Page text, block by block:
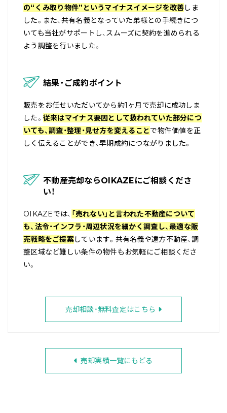
の“くみ取り物件”というマイナスイメージを改善しま
した。また、共有名義となっていた弟様との手続きにつ
いても当社がサポートし、スムーズに契約を進められる
よう調整を行いました。
結果・ご成約ポイント
販売をお任せいただいてから約1ヶ月で売却に成功しま
した。 従来はマイナス要因として扱われていた部分につ
いても、調査・整理・見せ方を変えることで物件価値を正
しく伝えることができ、早期成約につながりました。
不動産売却ならOIKAZEにご相談くださ
い！
OIKAZEでは、 「売れない」と言われた不動産について
も、法令・インフラ・周辺状況を細かく調査し、最適な販
売戦略をご提案しています。共有名義や遠方不動産、調
整区域など難しい条件の物件もお気軽にご相談くださ
い。
売却相談・無料査定はこちら
売却実績一覧にもどる